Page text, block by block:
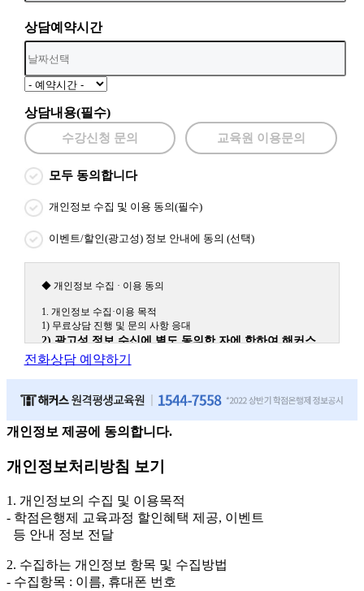
상담예약시간
상담내용(필수)
수강신청 문의 교육원 이용문의
모두 동의합니다
개인정보 수집 및 이용 동의(필수)
이벤트/할인(광고성) 정보 안내에 동의 (선택)
◆ 개인정보 수집 · 이용 동의
1. 개인정보 수집·이용 목적
1) 무료상담 진행 및 문의 사항 응대
2) 광고성 정보 수신에 별도 동의한 자에 한하여 해커스
원격평생교육원을 비롯한 해커스 교육그룹의 새로운 서
(해커스교육그룹: 해커스인강, 해커스프랩, 해커스톡, 해커스중국
원, 해커스경찰, 해커스소방, 해커스공인중개사, 해커스주택관리
2. 개인정보 수집·이용 항목: 이름, 휴대폰번호
3. 개인정보 보유/이용 기간: 법령상 정하는 경우를 제외
하고는 회원탈퇴 시까지 이용 및 보관합니다. 단, 비회원
이거나 상담 시로부터 3년 이내 탈퇴하는 자의 경우, 소
비자 불만 또는 분쟁처리를 위해 3년간 보관합니다.
4. 신청자는 개인정보 수집·이용을 거부할 수 있습니다. 단, 거부의
경우에는 상담 신청이 제한됩니다.
전화상담 예약하기
개인정보 제공에 동의합니다.
개인정보처리방침 보기
1. 개인정보의 수집 및 이용목적
- 학점은행제 교육과정 할인혜택 제공, 이벤트
등 안내 정보 전달
2. 수집하는 개인정보 항목 및 수집방법
- 수집항목 : 이름, 휴대폰 번호